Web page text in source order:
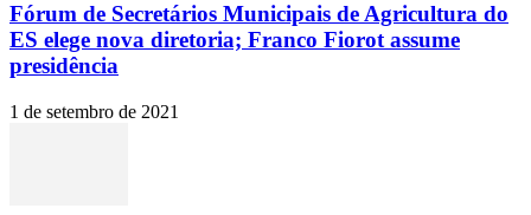
Fórum de Secretários Municipais de Agricultura do
ES elege nova diretoria; Franco Fiorot assume
presidência
1 de setembro de 2021